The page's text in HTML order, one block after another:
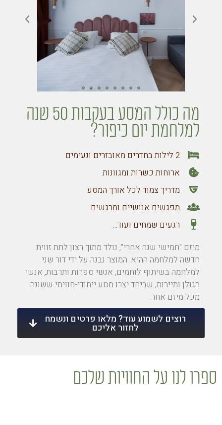
מה כולל המסע בעקבות 50 שנה
למלחמת יום כיפור?
2 לילות בחדרים מאובזרים ונעימים
ארוחות כשרות ומגוונות
מדריך צמוד לכל אורך המסע
מפגשים אנושיים ומרגשים
רגעים שמחים ועוד...
מיזם "חמישי שנה אחרי", נולד מתוך רצון לתת זווית
חדשה למלחמה ההיא. המוצר נבנה על ידי דור שני
למלחמה בשיתוף לוחמים, אנשי ספרות ותרבות, אנשי
הגולן ותיירות, שביחד יצרו מסע ייחודי-חוויתי ששונה
מכל מיזם אחר.
רוצים לשמוע עוד? מלאו פרטים ונשמח
לחזור אליכם
ספרו לנו על החוויות שלכם